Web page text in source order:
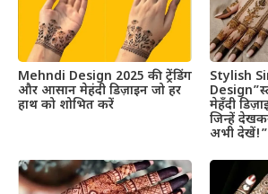
Mehndi Design 2025 की ट्रेंडिंग
और आसान मेहंदी डिज़ाइन जो हर
हाथ को शोभित करें
Stylish
मेहँदी
जिन्हें
अभी देखें!”